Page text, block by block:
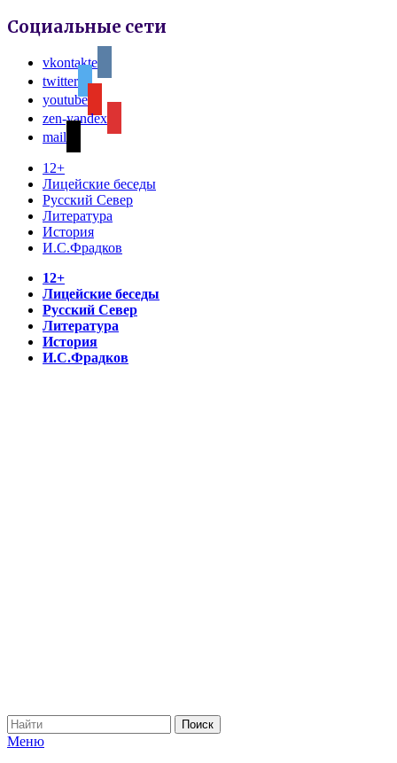
Социальные сети
vkontakte
twitter
youtube
zen-yandex
mail
12+
Лицейские беседы
Русский Север
Литература
История
И.С.Фрадков
12+
Лицейские беседы
Русский Север
Литература
История
И.С.Фрадков
Меню